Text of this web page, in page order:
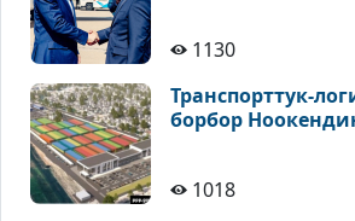
1130
Транспорттук-
борбор
1018